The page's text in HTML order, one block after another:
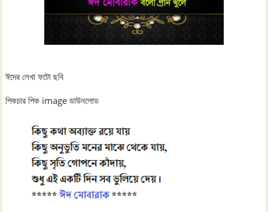
ঈদের লেখা ফটো ছবি
পিকচার পিক image ডাউনলোড